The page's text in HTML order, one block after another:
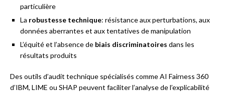
particulière
La robustesse technique: résistance aux perturbations, aux
données aberrantes et aux tentatives de manipulation
L’équité et l’absence de biais discriminatoires dans les
résultats produits
Des outils d’audit technique spécialisés comme AI Fairness 360
d’IBM, LIME ou SHAP peuvent faciliter l’analyse de l’explicabilité